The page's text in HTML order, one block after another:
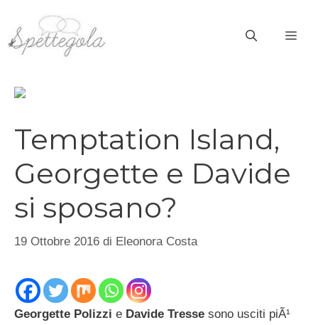
contenuto
Temptation Island,
Georgette e Davide
si sposano?
19 Ottobre 2016 di Eleonora Costa
Georgette Polizzi e Davide Tresse sono usciti piÃ¹